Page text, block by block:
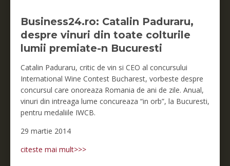
Business24.ro: Catalin Paduraru,
despre vinuri din toate colturile
lumii premiate-n Bucuresti
Catalin Paduraru, critic de vin si CEO al concursului
International Wine Contest Bucharest, vorbeste despre
concursul care onoreaza Romania de ani de zile. Anual,
vinuri din intreaga lume concureaza “in orb”, la Bucuresti,
pentru medaliile IWCB.
29 martie 2014
citeste mai mult>>>